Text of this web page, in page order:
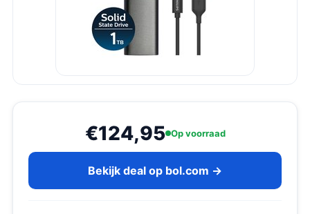
€124,95 Op voorraad
Bekijk deal op bol.com →